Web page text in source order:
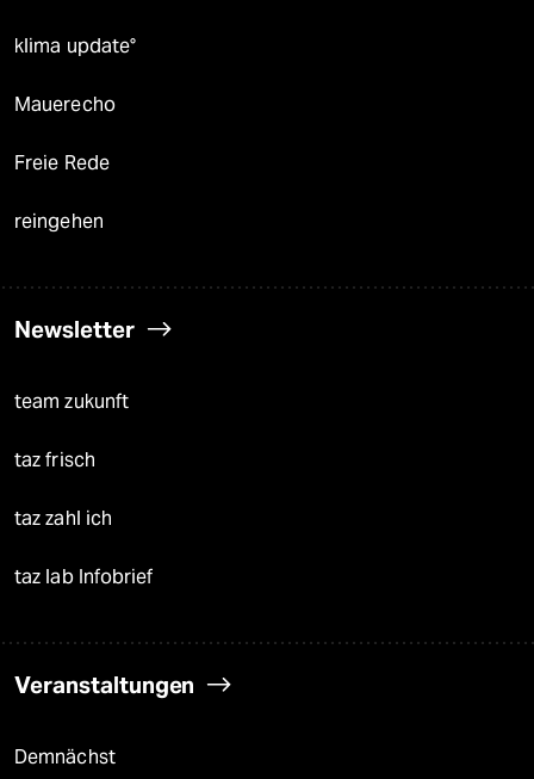
klima update°
Mauerecho
Freie Rede
reingehen
Newsletter
team zukunft
taz frisch
taz zahl ich
taz lab Infobrief
Veranstaltungen
Demnächst